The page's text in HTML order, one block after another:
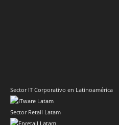
Sector IT Corporativo en Latinoamérica
Sector Retail Latam